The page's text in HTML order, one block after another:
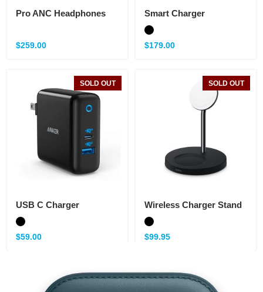
Pro ANC Headphones
$259.00
Smart Charger
$179.00
SOLD OUT
USB C Charger
$59.00
SOLD OUT
Wireless Charger Stand
$99.95